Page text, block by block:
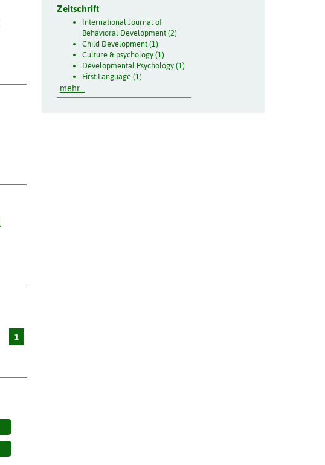
1
Zeitschrift
International Journal of
Behavioral Development (2)
Child Development (1)
Culture & psychology (1)
Developmental Psychology (1)
First Language (1)
mehr...